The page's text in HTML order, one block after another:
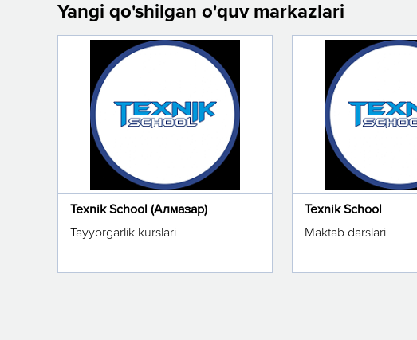
Yangi qo'shilgan o'quv markazlari
Texnik School (Алмазар)
Tayyorgarlik kurslari
Texnik School
Maktab darslari